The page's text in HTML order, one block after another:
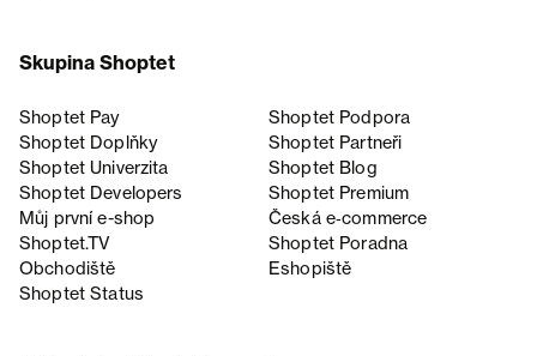
Skupina Shoptet
Shoptet Pay
Shoptet Podpora
Shoptet Doplňky
Shoptet Partneři
Shoptet Univerzita
Shoptet Blog
Shoptet Developers
Shoptet Premium
Můj první e-shop
Česká e‑commerce
Shoptet.TV
Shoptet Poradna
Obchodiště
Eshopiště
Shoptet Status